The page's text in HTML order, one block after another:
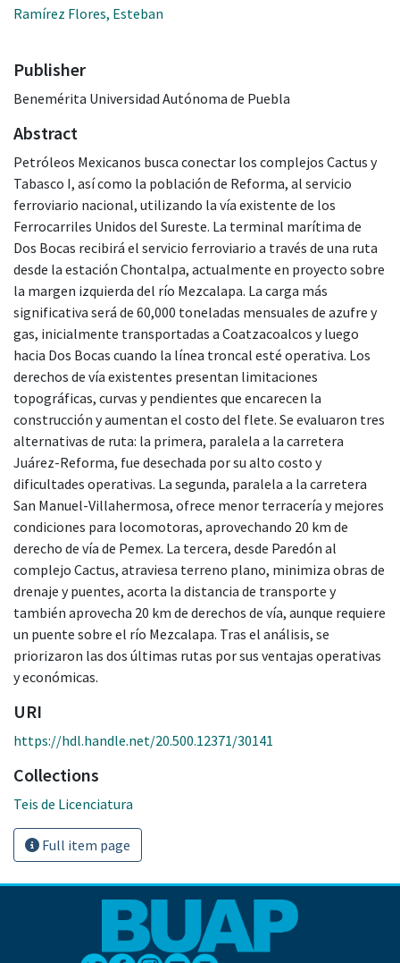
Ramírez Flores, Esteban
Publisher
Benemérita Universidad Autónoma de Puebla
Abstract
Petróleos Mexicanos busca conectar los complejos Cactus y
Tabasco I, así como la población de Reforma, al servicio
ferroviario nacional, utilizando la vía existente de los
Ferrocarriles Unidos del Sureste. La terminal marítima de
Dos Bocas recibirá el servicio ferroviario a través de una ruta
desde la estación Chontalpa, actualmente en proyecto sobre
la margen izquierda del río Mezcalapa. La carga más
significativa será de 60,000 toneladas mensuales de azufre y
gas, inicialmente transportadas a Coatzacoalcos y luego
hacia Dos Bocas cuando la línea troncal esté operativa. Los
derechos de vía existentes presentan limitaciones
topográficas, curvas y pendientes que encarecen la
construcción y aumentan el costo del flete. Se evaluaron tres
alternativas de ruta: la primera, paralela a la carretera
Juárez-Reforma, fue desechada por su alto costo y
dificultades operativas. La segunda, paralela a la carretera
San Manuel-Villahermosa, ofrece menor terracería y mejores
condiciones para locomotoras, aprovechando 20 km de
derecho de vía de Pemex. La tercera, desde Paredón al
complejo Cactus, atraviesa terreno plano, minimiza obras de
drenaje y puentes, acorta la distancia de transporte y
también aprovecha 20 km de derechos de vía, aunque requiere
un puente sobre el río Mezcalapa. Tras el análisis, se
priorizaron las dos últimas rutas por sus ventajas operativas
y económicas.
URI
https://hdl.handle.net/20.500.12371/30141
Collections
Teis de Licenciatura
Full item page